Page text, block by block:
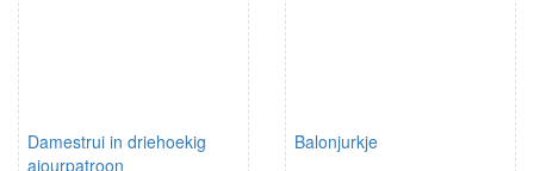
Damestrui in driehoekig
ajourpatroon
Balonjurkje